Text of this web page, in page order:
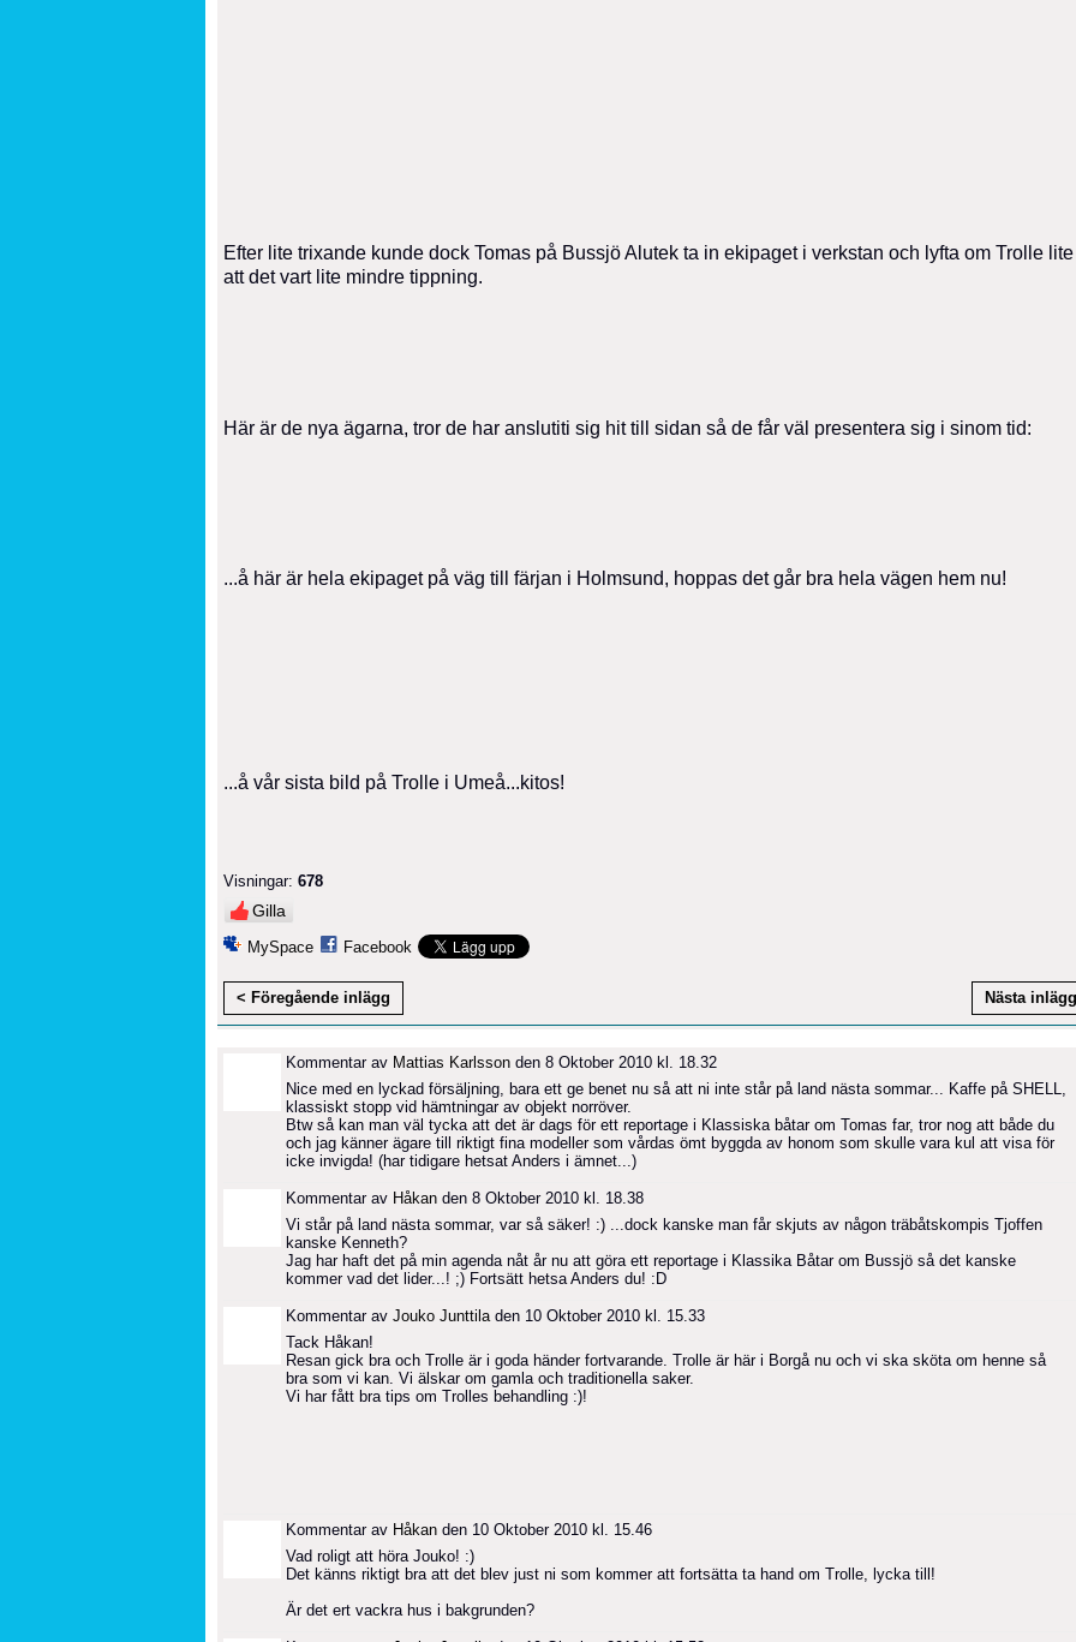
Efter lite trixande kunde dock Tomas på Bussjö Alutek ta in ekipaget i verkstan och lyfta om Trolle
att det vart lite mindre tippning.
Här är de nya ägarna, tror de har anslutiti sig hit till sidan så de får väl presentera sig i sinom tid:
...å här är hela ekipaget på väg till färjan i Holmsund, hoppas det går bra hela vägen hem nu!
...å vår sista bild på Trolle i Umeå...kitos!
Visningar: 678
Gilla
MySpace Facebook
< Föregående inlägg Nästa
Kommentar av Mattias Karlsson den 8 Oktober 2010 kl. 18.32
Nice med en lyckad försäljning, bara ett ge benet nu så att ni inte står på land nästa sommar... Kaffe på SHELL,
klassiskt stopp vid hämtningar av objekt norröver.
Btw så kan man väl tycka att det är dags för ett reportage i Klassiska båtar om Tomas far, tror nog att både du
och jag känner ägare till riktigt fina modeller som vårdas ömt byggda av honom som skulle vara kul att visa för
icke invigda! (har tidigare hetsat Anders i ämnet...)
Kommentar av Håkan den 8 Oktober 2010 kl. 18.38
Vi står på land nästa sommar, var så säker! :) ...dock kanske man får skjuts av någon träbåtskompis Tjoffen
kanske Kenneth?
Jag har haft det på min agenda nåt år nu att göra ett reportage i Klassika Båtar om Bussjö så det kanske
kommer vad det lider...! ;) Fortsätt hetsa Anders du! :D
Kommentar av Jouko Junttiladen 10 Oktober 2010 kl. 15.33
Tack Håkan!
Resan gick bra och Trolle är i goda händer fortvarande. Trolle är här i Borgå nu och vi ska sköta om henne så
bra som vi kan. Vi älskar om gamla och traditionella saker.
Vi har fått bra tips om Trolles behandling :)!
Kommentar av Håkan den 10 Oktober 2010 kl. 15.46
Vad roligt att höra Jouko! :)
Det känns riktigt bra att det blev just ni som kommer att fortsätta ta hand om Trolle, lycka till!
Är det ert vackra hus i bakgrunden?